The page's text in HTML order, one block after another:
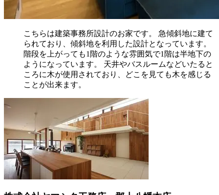
こちらは建築事務所設計のお家です。 急傾斜地に建て
られており、傾斜地を利用した設計となっています。
階段を上がっても1階のような雰囲気で1階は半地下の
ようになっています。 天井やバスルームなどいたると
ころに木が使用されており、どこを見ても木を感じる
ことが出来ます。